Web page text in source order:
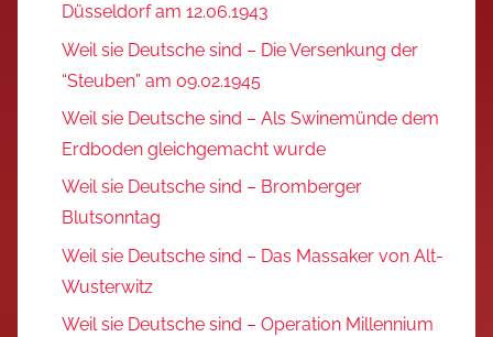
Düsseldorf am 12.06.1943
Weil sie Deutsche sind – Die Versenkung der
“Steuben” am 09.02.1945
Weil sie Deutsche sind – Als Swinemünde dem
Erdboden gleichgemacht wurde
Weil sie Deutsche sind – Bromberger
Blutsonntag
Weil sie Deutsche sind – Das Massaker von Alt-
Wusterwitz
Weil sie Deutsche sind – Operation Millennium